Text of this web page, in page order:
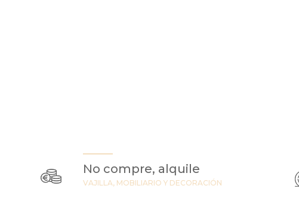
No compre, alquile
VAJILLA, MOBILIARIO Y DECORACIÓN